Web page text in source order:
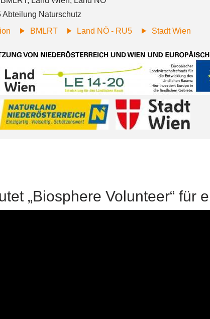
Abteilung Naturschutz
BMLRT Land NÖ - RU5 Stadt Wien
„Biosphere Volunteer“ für